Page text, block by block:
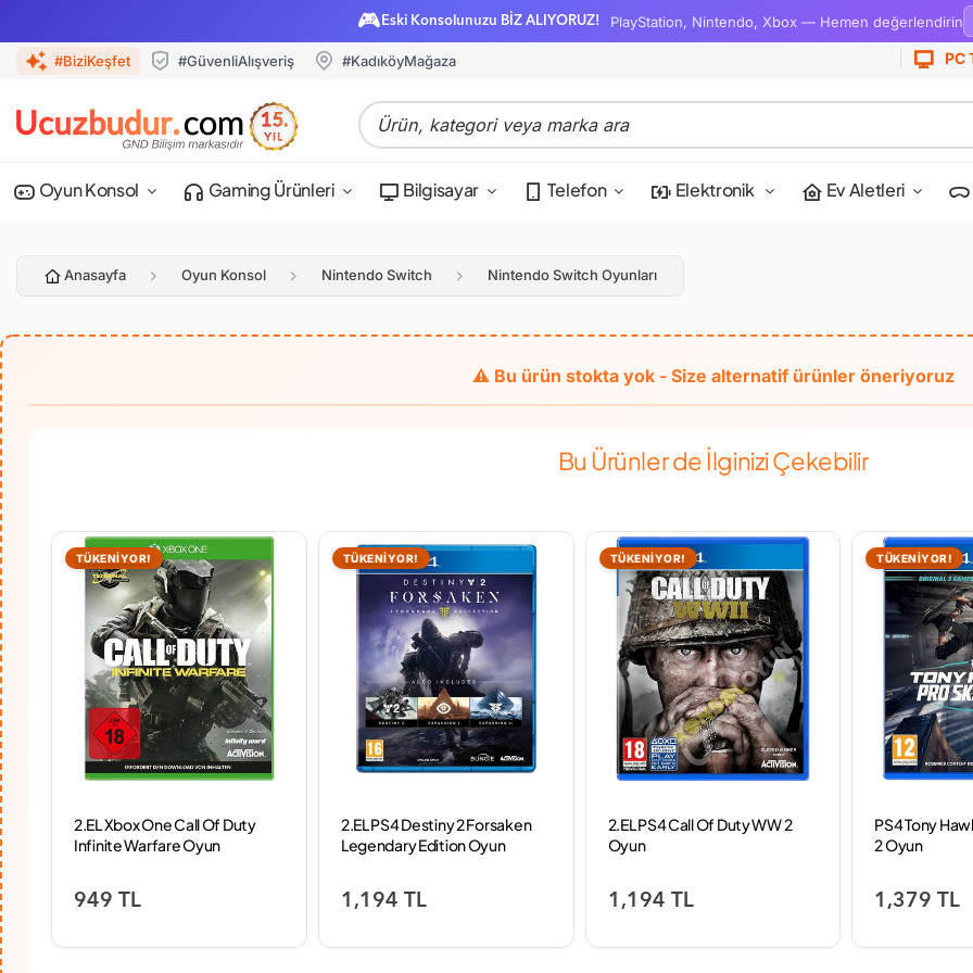
🎮 Eski Konsolunuzu BİZ ALIYORUZ! PlayStation, Nintendo, Xbox — Hemen değerlendirin
#BiziKeşfet #GüvenliAlışveriş #KadıköyMağaza PC
Oyun Konsol Gaming Ürünleri Bilgisayar Telefon Elektronik Ev Aletleri
Anasayfa Oyun Konsol Nintendo Switch Nintendo Switch Oyunları
Bu Ürünler de İlginizi Çekebilir
TÜKENİYOR!
2.EL Xbox One Call Of Duty
Infinite Warfare Oyun
949 TL
TÜKENİYOR!
2.EL PS4 Destiny 2 Forsaken
Legendary Edition Oyun
1,194 TL
TÜKENİYOR!
2.EL PS4 Call Of Duty WW 2
Oyun
1,194 TL
TÜKENİYOR!
PS4 Tony
2 Oyun
1,379 TL